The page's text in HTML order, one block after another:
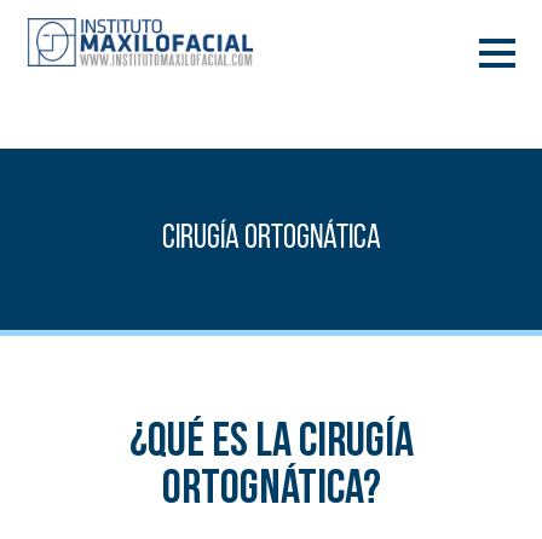
BARCELONA
Cirugía Ortognática
¿Qué es la Cirugía
Ortognática?